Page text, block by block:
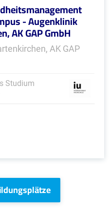
- Augenklinik
AK GAP GmbH
AK GAP
Studium